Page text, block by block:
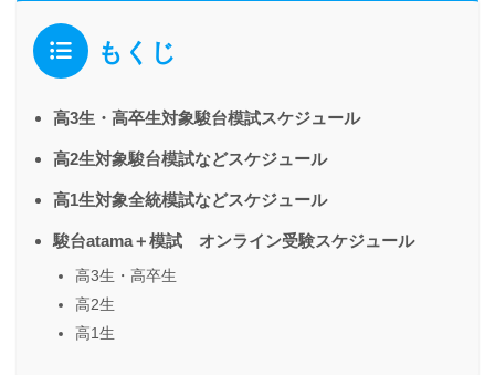
もくじ
高3生・高卒生対象駿台模試スケジュール
高2生対象駿台模試などスケジュール
高1生対象全統模試などスケジュール
駿台atama＋模試 オンライン受験スケジュール
高3生・高卒生
高2生
高1生